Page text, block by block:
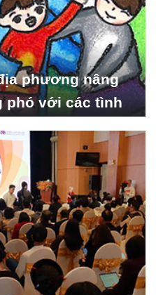
phương nâng
phó với các tình